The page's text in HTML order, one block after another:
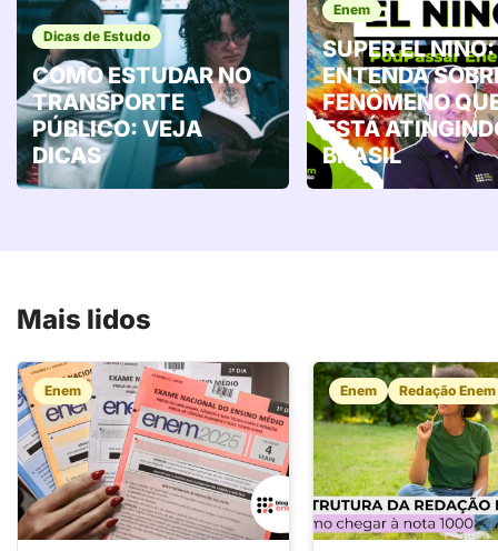
Dicas de Estudo
COMO ESTUDAR NO
TRANSPORTE
PÚBLICO: VEJA
DICAS
Enem
SUPER EL NINO:
ENTENDA
FENÔMENO
ESTÁ
BRASIL
Mais lidos
Enem Enem Redação Enem